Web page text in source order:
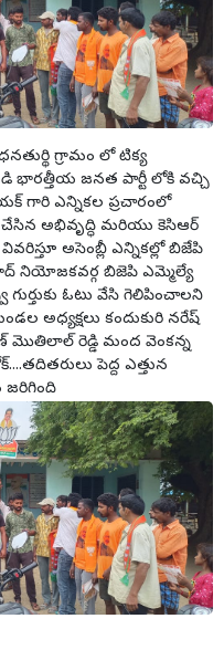
గ్రామం లో టిక్య
భారత్తీయ జనత పార్టీ లోకి వచ్చి
గారి ఎన్నికల ప్రచారంలో
చేసిన అభివృద్ధి మరియు కెసిఆర్
అసెంబ్లీ ఎన్నికల్లో బిజేపి
నియోజకవర్గ బిజెపి ఎమ్మెల్యే
ఓటు వేసి గెలిపించాలని
అధ్యక్షలు కందుకురి నరేష్
మొతిలాల్ రెడ్డి మంద వెంకన్న
పెద్ద ఎత్తున
జరిగింది